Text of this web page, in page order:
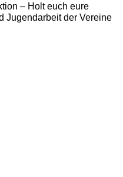
– Holt euch eure
Jugendarbeit der Vereine